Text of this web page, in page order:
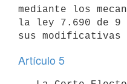
mediante los
la ley 7.690 de 9
Artículo 5